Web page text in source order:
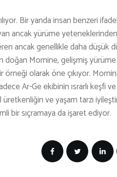
Bir yanda insan benzeri
ancak yürüme
ancak genellikle daha düşük
doğan Mornine, gelişmiş
olarak öne çıkıyor.
Ar-Ge ekibinin ısrarlı keşfi
ve yaşam tarzı
bir sıçramaya da işaret ediyor.